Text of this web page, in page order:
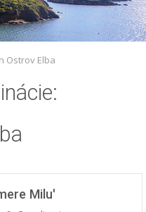
PYC
Ostrov Elba
Milu'